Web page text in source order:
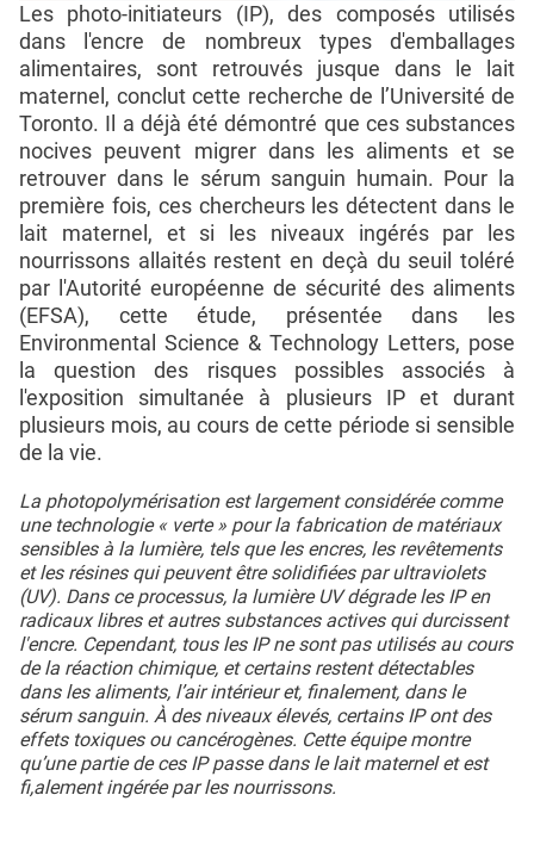
Les photo-initiateurs (IP), des composés utilisés
dans l'encre de nombreux types d'emballages
alimentaires, sont retrouvés jusque dans le lait
maternel, conclut cette recherche de l’Université de
Toronto. Il a déjà été démontré que ces substances
nocives peuvent migrer dans les aliments et se
retrouver dans le sérum sanguin humain. Pour la
première fois, ces chercheurs les détectent dans le
lait maternel, et si les niveaux ingérés par les
nourrissons allaités restent en deçà du seuil toléré
par l'Autorité européenne de sécurité des aliments
(EFSA), cette étude, présentée dans les
Environmental Science & Technology Letters, pose
la question des risques possibles associés à
l'exposition simultanée à plusieurs IP et durant
plusieurs mois, au cours de cette période si sensible
de la vie.
La photopolymérisation est largement considérée comme
une technologie « verte » pour la fabrication de matériaux
sensibles à la lumière, tels que les encres, les revêtements
et les résines qui peuvent être solidifiées par ultraviolets
(UV). Dans ce processus, la lumière UV dégrade les IP en
radicaux libres et autres substances actives qui durcissent
l'encre. Cependant, tous les IP ne sont pas utilisés au cours
de la réaction chimique, et certains restent détectables
dans les aliments, l’air intérieur et, finalement, dans le
sérum sanguin. À des niveaux élevés, certains IP ont des
effets toxiques ou cancérogènes. Cette équipe montre
qu’une partie de ces IP passe dans le lait maternel et est
fi,alement ingérée par les nourrissons.